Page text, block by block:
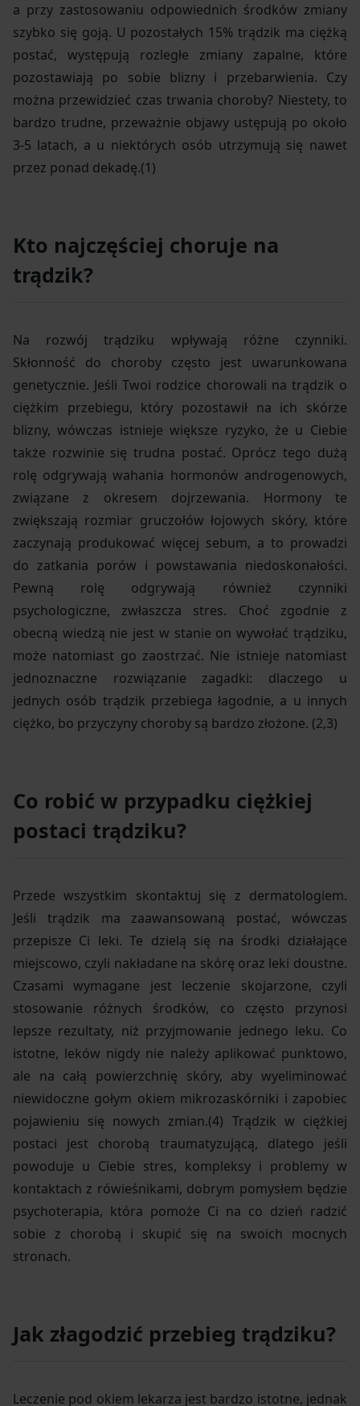
a przy zastosowaniu odpowiednich środków zmiany
szybko się goją. U pozostałych 15% trądzik ma ciężką
postać, występują rozległe zmiany zapalne, które
pozostawiają po sobie blizny i przebarwienia. Czy
można przewidzieć czas trwania choroby? Niestety, to
bardzo trudne, przeważnie objawy ustępują po około
3-5 latach, a u niektórych osób utrzymują się nawet
przez ponad dekadę.(1)
Kto najczęściej choruje na
trądzik?
Na rozwój trądziku wpływają różne czynniki.
Skłonność do choroby często jest uwarunkowana
genetycznie. Jeśli Twoi rodzice chorowali na trądzik o
ciężkim przebiegu, który pozostawił na ich skórze
blizny, wówczas istnieje większe ryzyko, że u Ciebie
także rozwinie się trudna postać. Oprócz tego dużą
rolę odgrywają wahania hormonów androgenowych,
związane z okresem dojrzewania. Hormony te
zwiększają rozmiar gruczołów łojowych skóry, które
zaczynają produkować więcej sebum, a to prowadzi
do zatkania porów i powstawania niedoskonałości.
Pewną rolę odgrywają również czynniki
psychologiczne, zwłaszcza stres. Choć zgodnie z
obecną wiedzą nie jest w stanie on wywołać trądziku,
może natomiast go zaostrzać. Nie istnieje natomiast
jednoznaczne rozwiązanie zagadki: dlaczego u
jednych osób trądzik przebiega łagodnie, a u innych
ciężko, bo przyczyny choroby są bardzo złożone. (2,3)
Co robić w przypadku ciężkiej
postaci trądziku?
Przede wszystkim skontaktuj się z dermatologiem.
Jeśli trądzik ma zaawansowaną postać, wówczas
przepisze Ci leki. Te dzielą się na środki działające
miejscowo, czyli nakładane na skórę oraz leki doustne.
Czasami wymagane jest leczenie skojarzone, czyli
stosowanie różnych środków, co często przynosi
lepsze rezultaty, niż przyjmowanie jednego leku. Co
istotne, leków nigdy nie należy aplikować punktowo,
ale na całą powierzchnię skóry, aby wyeliminować
niewidoczne gołym okiem mikrozaskórniki i zapobiec
pojawieniu się nowych zmian.(4) Trądzik w ciężkiej
postaci jest chorobą traumatyzującą, dlatego jeśli
powoduje u Ciebie stres, kompleksy i problemy w
kontaktach z rówieśnikami, dobrym pomysłem będzie
psychoterapia, która pomoże Ci na co dzień radzić
sobie z chorobą i skupić się na swoich mocnych
stronach.
Jak złagodzić przebieg trądziku?
Leczenie pod okiem lekarza jest bardzo istotne, jednak